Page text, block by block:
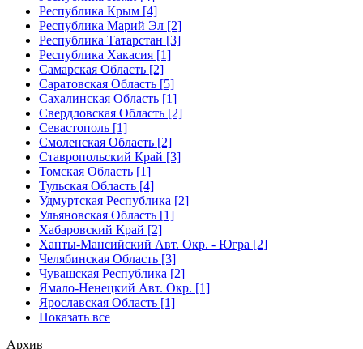
Республика Крым [4]
Республика Марий Эл [2]
Республика Татарстан [3]
Республика Хакасия [1]
Самарская Область [2]
Саратовская Область [5]
Сахалинская Область [1]
Свердловская Область [2]
Севастополь [1]
Смоленская Область [2]
Ставропольский Край [3]
Томская Область [1]
Тульская Область [4]
Удмуртская Республика [2]
Ульяновская Область [1]
Хабаровский Край [2]
Ханты-Мансийский Авт. Окр. - Югра [2]
Челябинская Область [3]
Чувашская Республика [2]
Ямало-Ненецкий Авт. Окр. [1]
Ярославская Область [1]
Показать все
Архив